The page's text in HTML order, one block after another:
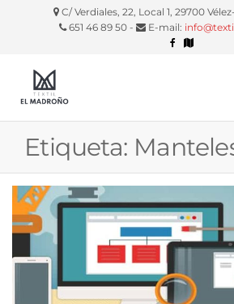
C/ Verdiales, 22, Local 1, 29700
651 46 89 50 -
E-mail:
Madroño
silla, etc.
Etiqueta: